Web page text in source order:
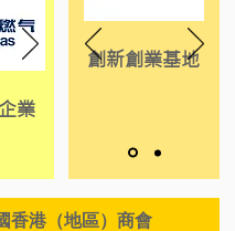
業
創新創業基地
香港（地區）商會